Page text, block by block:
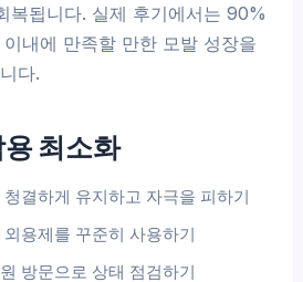
복됩니다. 실제 후기에서는 90%
내에 만족할 만한 모발 성장을
다.
최소화
결하게 유지하고 자극을 피하기
용제를 꾸준히 사용하기
방문으로 상태 점검하기